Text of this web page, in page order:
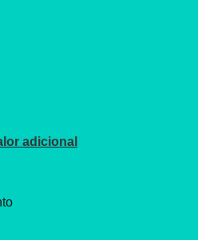
adicional